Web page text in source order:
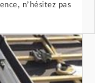
n’hésitez pas